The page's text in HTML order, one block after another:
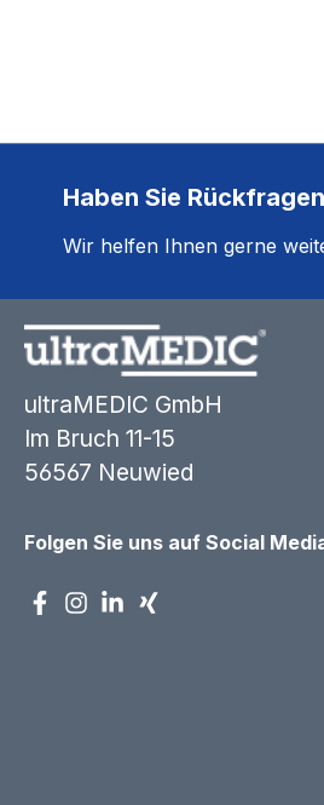
Haben Sie
Wir helfen Ihnen gerne
ultraMEDIC GmbH
Im Bruch 11-15
56567 Neuwied
Folgen Sie uns auf Social